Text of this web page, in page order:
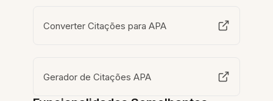
Converter Citações para APA
Gerador de Citações APA